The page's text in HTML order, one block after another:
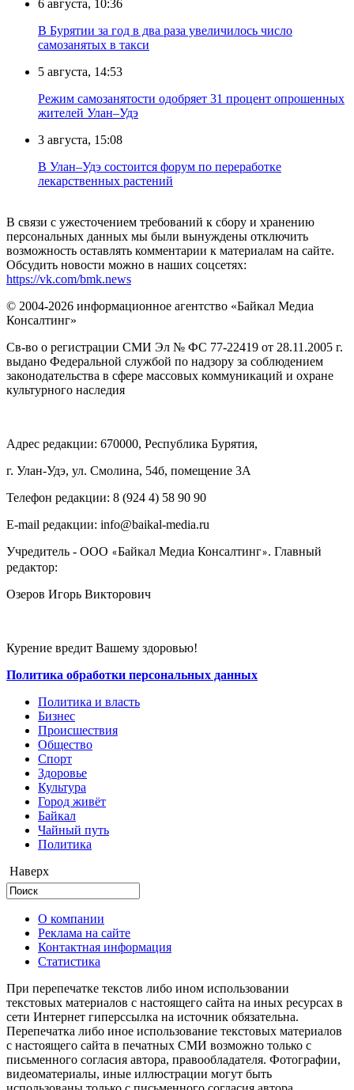
6 августа, 10:36
В Бурятии за год в два раза увеличилось число
самозанятых в такси
5 августа, 14:53
Режим самозанятости одобряет 31 процент опрошенных
жителей Улан–Удэ
3 августа, 15:08
В Улан–Удэ состоится форум по переработке
лекарственных растений
В связи с ужесточением требований к сбору и хранению
персональных данных мы были вынуждены отключить
возможность оставлять комментарии к материалам на сайте.
Обсудить новости можно в наших соцсетях:
https://vk.com/bmk.news
© 2004-2026 информационное агентство «Байкал Медиа
Консалтинг»
Св-во о регистрации СМИ Эл № ФС 77-22419 от 28.11.2005 г.
выдано Федеральной службой по надзору за соблюдением
законодательства в сфере массовых коммуникаций и охране
культурного наследия
Адрес редакции: 670000, Республика Бурятия,
г. Улан-Удэ, ул. Смолина, 54б, помещение 3А
Телефон редакции: ‎‎8 (924 4) 58 90 90
E-mail редакции: info@baikal-media.ru
Учредитель - ООО «Байкал Медиа Консалтинг». Главный
редактор:
Озеров Игорь Викторович
Курение вредит Вашему здоровью!
Политика обработки персональных данных
Политика и власть
Бизнес
Происшествия
Общество
Cпорт
Здоровье
Культура
Город живёт
Байкал
Чайный путь
Политика
Наверх
О компании
Реклама на сайте
Контактная информация
Статистика
При перепечатке текстов либо ином использовании
текстовых материалов с настоящего сайта на иных ресурсах в
сети Интернет гиперссылка на источник обязательна.
Перепечатка либо иное использование текстовых материалов
с настоящего сайта в печатных СМИ возможно только с
письменного согласия автора, правообладателя. Фотографии,
видеоматериалы, иные иллюстрации могут быть